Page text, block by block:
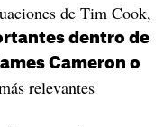
de Tim Cook,
dentro de
Cameron o
relevantes